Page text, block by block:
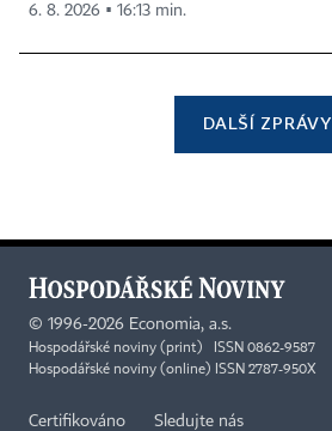
6. 8. 2026 ▪ 16:13 min.
DALŠÍ ZPRÁVY
© 1996-2026 Economia, a.s.
Hospodářské noviny (print) ISSN 0862-9587
Hospodářské noviny (online) ISSN 2787-950X
Certifikováno Sledujte nás